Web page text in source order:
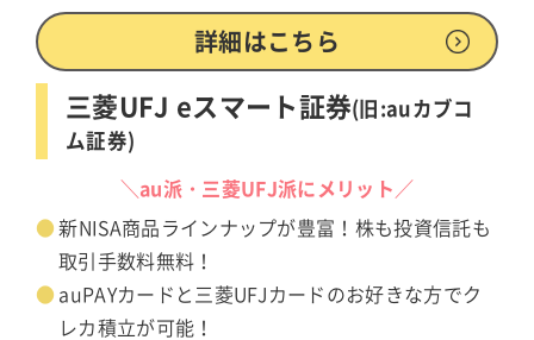
詳細はこちら
三菱UFJ eスマート証券(旧:auカブコ
ム証券)
＼au派・三菱UFJ派にメリット／
新NISA商品ラインナップが豊富！株も投資信託も
取引手数料無料！
auPAYカードと三菱UFJカードのお好きな方でク
レカ積立が可能！